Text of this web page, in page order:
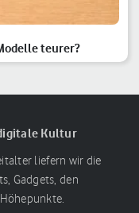
teurer?
Kultur
liefern wir die
Gadgets, den